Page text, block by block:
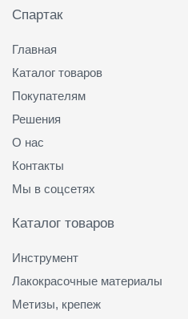
Спартак
Главная
Каталог товаров
Покупателям
Решения
О нас
Контакты
Мы в соцсетях
Каталог товаров
Инструмент
Лакокрасочные материалы
Метизы, крепеж